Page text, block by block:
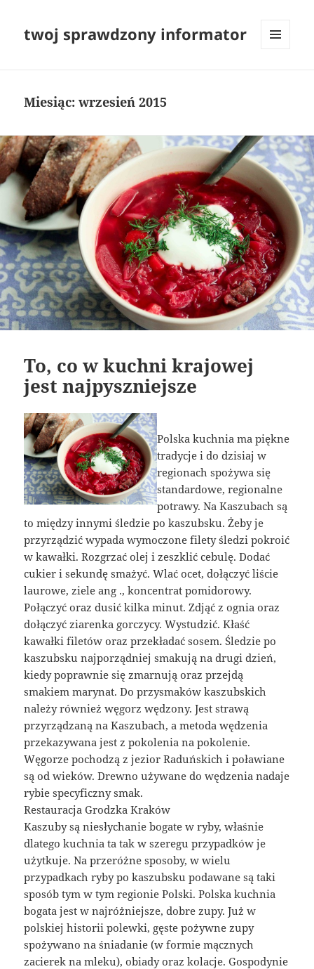
twoj sprawdzony informator
Miesiąc:wrzesień 2015
To, co w kuchni krajowej
jest najpyszniejsze
Polska kuchnia ma piękne
tradycje i do dzisiaj w
regionach spożywa się
standardowe, regionalne
potrawy. Na Kaszubach są
to między innymi śledzie po kaszubsku. Żeby je
przyrządzić wypada wymoczone filety śledzi pokroić
w kawałki. Rozgrzać olej i zeszklić cebulę. Dodać
cukier i sekundę smażyć. Wlać ocet, dołączyć liście
laurowe, ziele ang ., koncentrat pomidorowy.
Połączyć oraz dusić kilka minut. Zdjąć z ognia oraz
dołączyć ziarenka gorczycy. Wystudzić. Kłaść
kawałki filetów oraz przekładać sosem. Śledzie po
kaszubsku najporządniej smakują na drugi dzień,
kiedy poprawnie się zmarnują oraz przejdą
smakiem marynat. Do przysmaków kaszubskich
należy również węgorz wędzony. Jest strawą
przyrządzaną na Kaszubach, a metoda wędzenia
przekazywana jest z pokolenia na pokolenie.
Węgorze pochodzą z jezior Raduńskich i poławiane
są od wieków. Drewno używane do wędzenia nadaje
rybie specyficzny smak.
Restauracja Grodzka Kraków
Kaszuby są niesłychanie bogate w ryby, właśnie
dlatego kuchnia ta tak w szeregu przypadków je
użytkuje. Na przeróżne sposoby, w wielu
przypadkach ryby po kaszubsku podawane są taki
sposób tym w tym regionie Polski. Polska kuchnia
bogata jest w najróżniejsze, dobre zupy. Już w
polskiej historii polewki, gęste pożywne zupy
spożywano na śniadanie (w formie mącznych
zacierek na mleku), obiady oraz kolacje. Gospodynie